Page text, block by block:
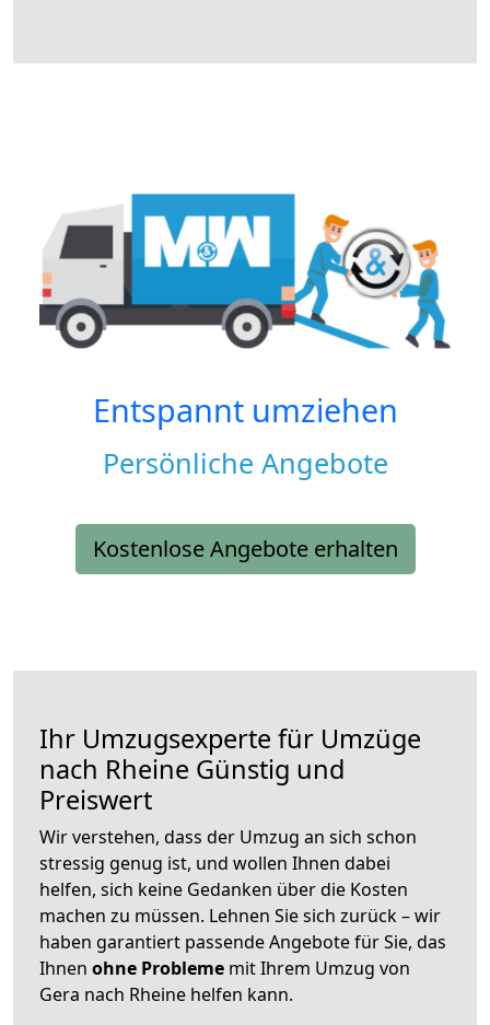
Entspannt umziehen
Persönliche Angebote
Kostenlose Angebote erhalten
Ihr Umzugsexperte für Umzüge
nach Rheine Günstig und
Preiswert
Wir verstehen, dass der Umzug an sich schon
stressig genug ist, und wollen Ihnen dabei
helfen, sich keine Gedanken über die Kosten
machen zu müssen. Lehnen Sie sich zurück – wir
haben garantiert passende Angebote für Sie, das
Ihnen ohne Probleme mit Ihrem Umzug von
Gera nach Rheine helfen kann.